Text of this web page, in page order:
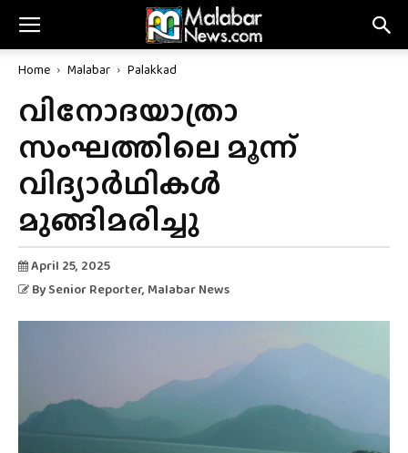
Home Malabar Palakkad
വിനോദയാത്രാ
സംഘത്തിലെ മൂന്ന്
വിദ്യാർഥികൾ
മുങ്ങിമരിച്ചു
April 25, 2025
By Senior Reporter, Malabar News